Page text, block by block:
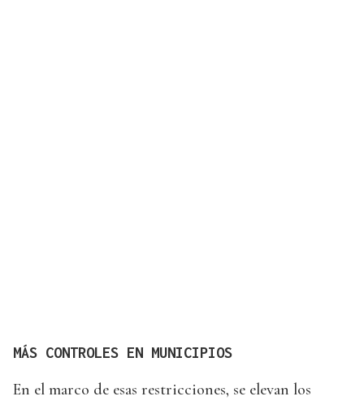
MÁS CONTROLES EN MUNICIPIOS
En el marco de esas restricciones, se elevan los